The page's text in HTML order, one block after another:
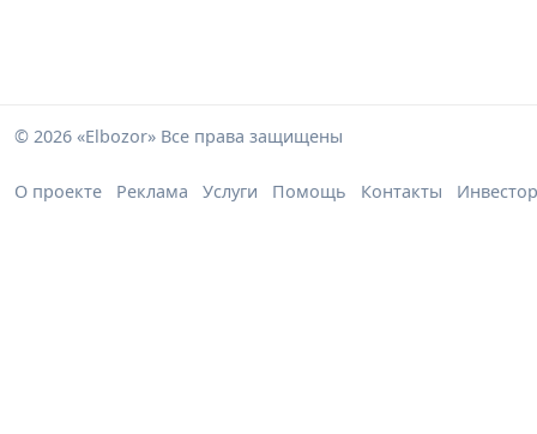
© 2026 «Elbozor» Все права защищены
О проекте Реклама Услуги Помощь Контакты